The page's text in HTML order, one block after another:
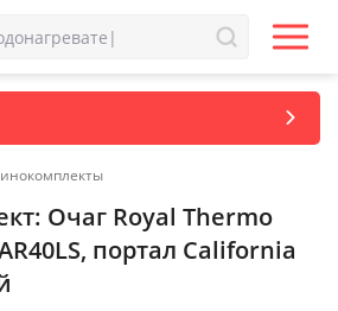
Очаг Royal Thermo
портал California